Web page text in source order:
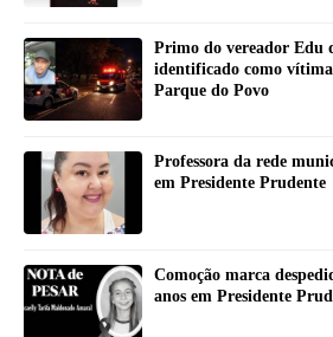
Primo do vereador Edu
identificado como
Parque do Povo
Professora da rede
em Presidente Prudente
Comoção marca
anos em Presidente